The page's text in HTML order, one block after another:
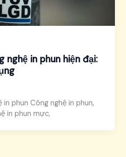
nghệ in phun hiện đại:
phun Công nghệ in phun,
in phun mực,